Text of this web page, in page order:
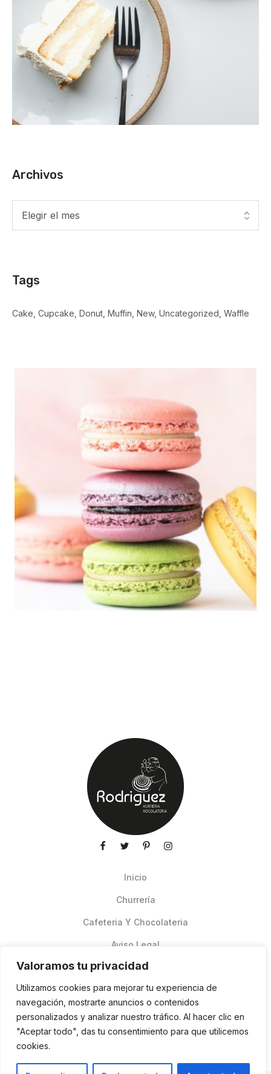
Valoramos tu privacidad
Utilizamos cookies para mejorar tu experiencia de
navegación, mostrarte anuncios o contenidos
personalizados y analizar nuestro tráfico. Al hacer clic en
"Aceptar todo", das tu consentimiento para que utilicemos
cookies.
Archivos
Tags
Cake Cupcake Donut Muffin New Uncategorized Waffle
Inicio
Churrería
Cafeteria Y Chocolateria
Aviso Legal
Pedidos Online Glovo
Contacto